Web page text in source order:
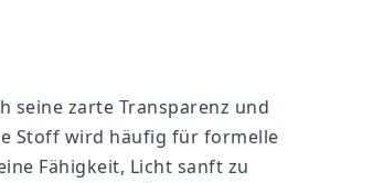
seine zarte Transparenz und
Stoff wird häufig für formelle
Fähigkeit, Licht sanft zu